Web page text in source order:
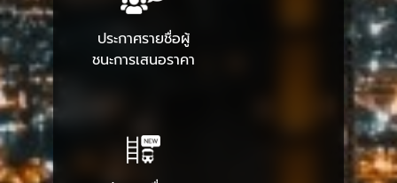
ประกาศรายชื่อผู้
ชนะการเสนอราคา